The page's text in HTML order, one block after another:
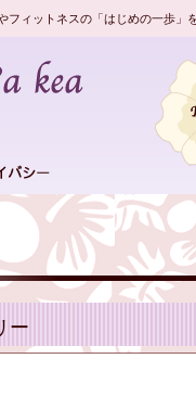
フィットネスの「はじめの一歩
ー